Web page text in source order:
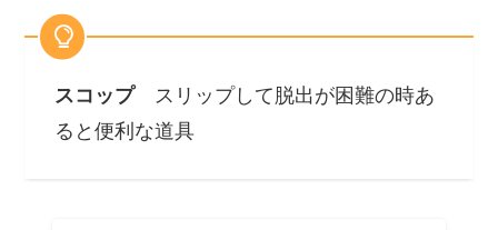
スコップスリップして脱出が困難の時あ
ると便利な道具